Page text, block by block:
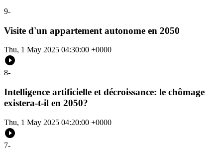
9-
Visite d'un appartement autonome en 2050
Thu, 1 May 2025 04:30:00 +0000
8-
Intelligence artificielle et décroissance: le chômage
existera-t-il en 2050?
Thu, 1 May 2025 04:20:00 +0000
7-